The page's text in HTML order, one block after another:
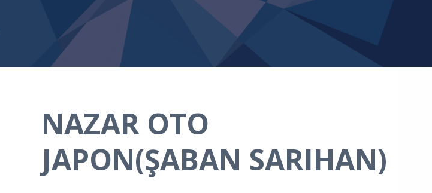
NAZAR OTO
JAPON(ŞABAN SARIHAN)